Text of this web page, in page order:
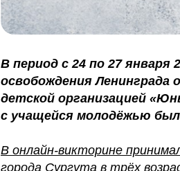
В период с 24 по 27 января
освобождения
детской организацией
с учащейся молодёжью
В онлайн-викторине
города Сургута в трёх